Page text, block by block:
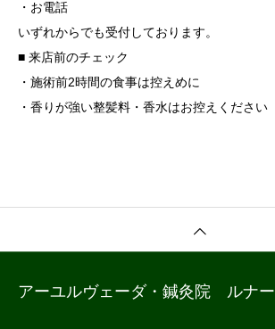
・お電話
いずれからでも受付しております。
■ 来店前のチェック
・施術前2時間の食事は控えめに
・香りが強い整髪料・香水はお控えください
アーユルヴェーダ・鍼灸院 ルナー